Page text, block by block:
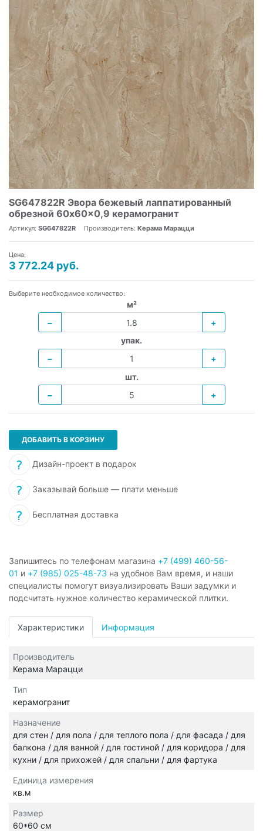
SG647822R Эвора бежевый лаппатированный
обрезной 60x60x0,9 керамогранит
Артикул: SG647822R Производитель: Керама Марацци
Цена:
3 772.24 руб.
Выберите необходимое количество:
м²
−
+
упак.
−
+
шт.
−
+
ДОБАВИТЬ В КОРЗИНУ
Дизайн-проект в подарок
Заказывай больше — плати меньше
Бесплатная доставка
Запишитесь по телефонам магазина +7 (499) 460-56-
01 и +7 (985) 025-48-73 на удобное Вам время, и наши
специалисты помогут визуализировать Ваши задумки и
подсчитать нужное количество керамической плитки.
Характеристики Информация
Производитель
Керама Марацци
Тип
керамогранит
Назначение
для стен / для пола / для теплого пола / для фасада / для
балкона / для ванной / для гостиной / для коридора / для
кухни / для прихожей / для спальни / для фартука
Единица измерения
кв.м
Размер
60*60 см